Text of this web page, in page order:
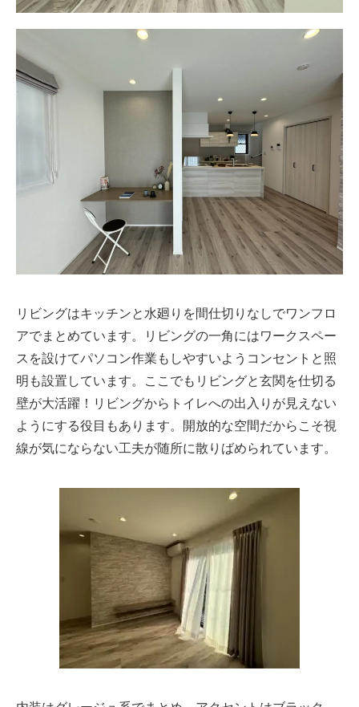
リビングはキッチンと水廻りを間仕切りなしでワンフロ
アでまとめています。リビングの一角にはワークスペー
スを設けてパソコン作業もしやすいようコンセントと照
明も設置しています。ここでもリビングと玄関を仕切る
壁が大活躍！リビングからトイレへの出入りが見えない
ようにする役目もあります。開放的な空間だからこそ視
線が気にならない工夫が随所に散りばめられています。